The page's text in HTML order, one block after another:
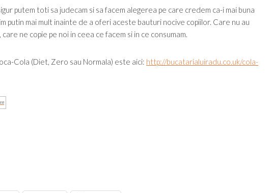
putem toti sa judecam si sa facem alegerea pe care credem ca-i mai buna
putin mai mult inainte de a oferi aceste bauturi nocive copiilor. Care nu au
ne copie pe noi in ceea ce facem si in ce consumam.
Cola (Diet, Zero sau Normala) este aici: http://bucatarialuiradu.co.uk/cola-